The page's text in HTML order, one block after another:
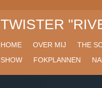
TWISTER
HOME OVER MIJ THE
SHOW
FOKPLANNEN